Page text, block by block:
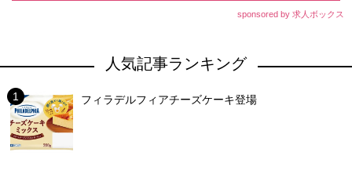
sponsored by 求人ボックス
人気記事ランキング
フィラデルフィアチーズケーキ登場